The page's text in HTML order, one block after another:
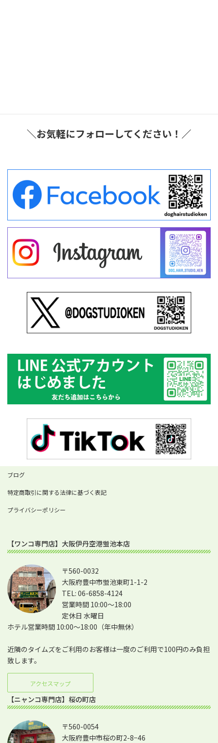
＼お気軽にフォローしてください！／
ブログ
特定商取引に関する法律に基づく表記
プライバシーポリシー
【ワンコ専門店】大阪伊丹空港蛍池本店
〒560-0032
大阪府豊中市蛍池東町1-1-2
TEL: 06-6858-4124
営業時間 10:00～18:00
定休日 水曜日
ホテル営業時間 10:00～18:00（年中無休）
近隣のタイムズをご利用のお客様は一度のご利用で100円のみ負担
致します。
アクセスマップ
【ニャンコ専門店】桜の町店
〒560-0054
大阪府豊中市桜の町2-8−46